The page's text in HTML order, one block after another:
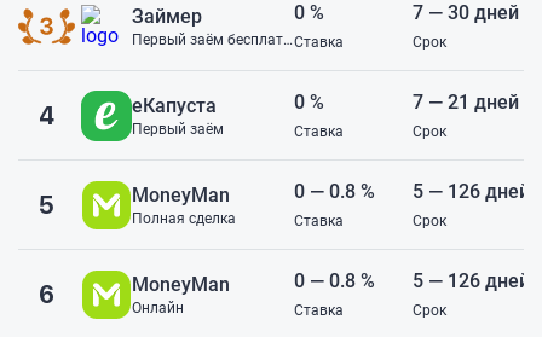
Займер
Первый заём бесплатно
0 %
Ставка
7 — 30 дней
Срок
4 еКапуста
Первый заём
0 %
Ставка
7 — 21 дней
Срок
5 MoneyMan
Полная сделка
0 — 0.8 %
Ставка
5 — 126 дней
Срок
6 MoneyMan
Онлайн
0 — 0.8 %
Ставка
5 — 126 дней
Срок